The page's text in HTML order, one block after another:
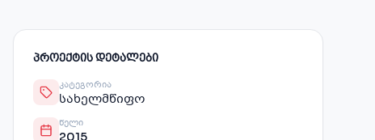
ᲞᲠᲝᲔᲥᲢᲘᲡ ᲓᲔᲢᲐᲚᲔᲑᲘ
ᲙᲐᲢᲔᲒᲝᲠᲘᲐ
სახელმწიფო
ᲬᲔᲚᲘ
2015